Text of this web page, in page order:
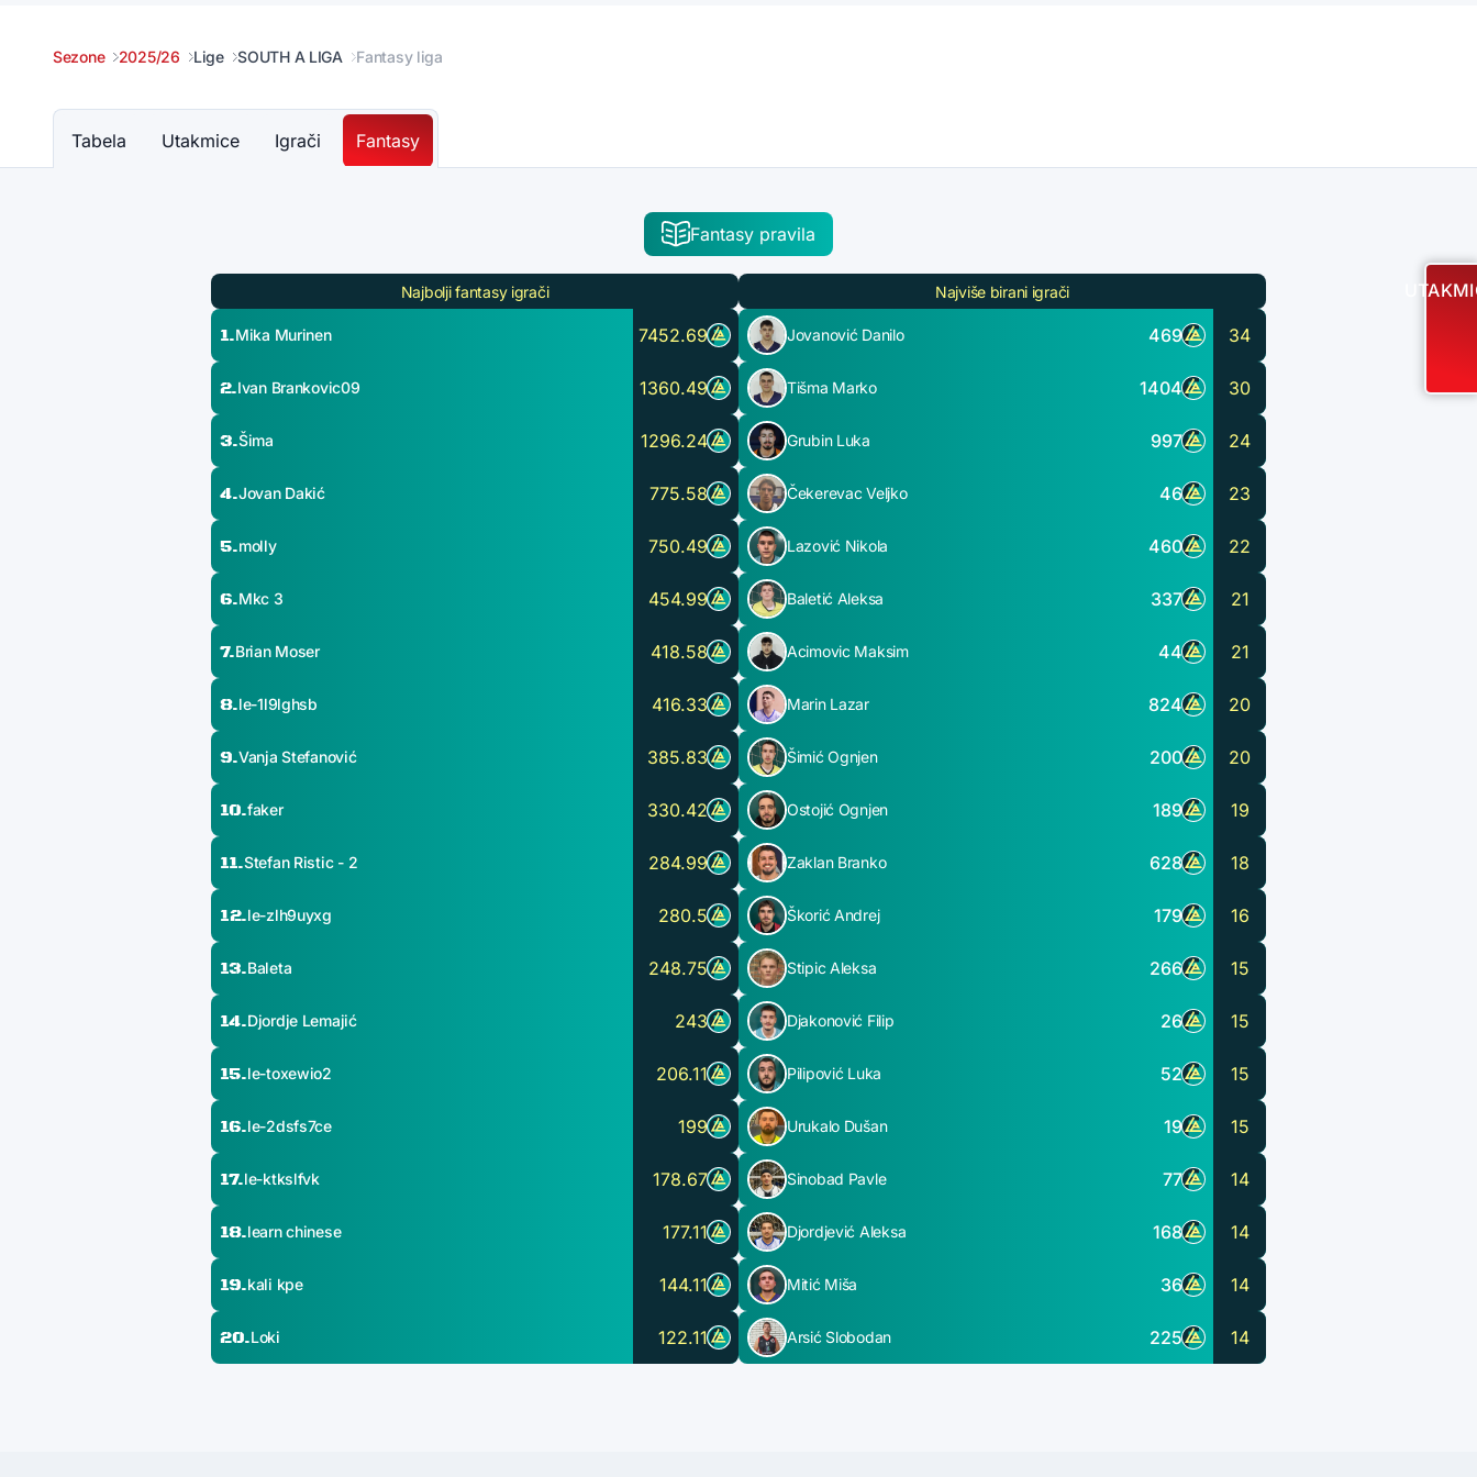
Sezone 2025/26 Lige SOUTH A LIGA Fantasy liga
Tabela Utakmice Igrači Fantasy
Fantasy pravila
Najbolji fantasy igrači
1.Mika Murinen 7452.69
2.Ivan Brankovic09 1360.49
3.Šima 1296.24
4.Jovan Dakić 775.58
5.molly 750.49
6.Mkc 3 454.99
7.Brian Moser 418.58
8.le-1l9lghsb 416.33
9.Vanja Stefanović 385.83
10.faker 330.42
11.Stefan Ristic - 2 284.99
12.le-zlh9uyxg 280.5
13.Baleta 248.75
14.Djordje Lemajić 243
15.le-toxewio2 206.11
16.le-2dsfs7ce 199
17.le-ktkslfvk 178.67
18.learn chinese 177.11
19.kali kpe 144.11
20.Loki 122.11
Najviše birani igrači
Jovanović Danilo 469 34
Tišma Marko 1404 30
Grubin Luka 997 24
Čekerevac Veljko 46 23
Lazović Nikola 460 22
Baletić Aleksa 337 21
Acimovic Maksim 44 21
Marin Lazar 824 20
Šimić Ognjen 200 20
Ostojić Ognjen 189 19
Zaklan Branko 628 18
Škorić Andrej 179 16
Stipic Aleksa 266 15
Djakonović Filip 26 15
Pilipović Luka 52 15
Urukalo Dušan 19 15
Sinobad Pavle 77 14
Djordjević Aleksa 168 14
Mitić Miša 36 14
Arsić Slobodan 225 14